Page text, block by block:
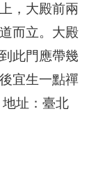
，大殿前兩
而立。大殿
此門應帶幾
宜生一點禪
址：臺北